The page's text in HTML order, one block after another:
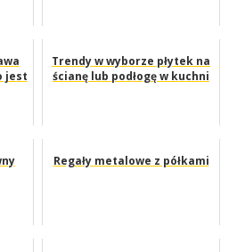
jest
Trendy w wyborze płytek na
ścianę lub podłogę w kuchni
Regały metalowe z półkami